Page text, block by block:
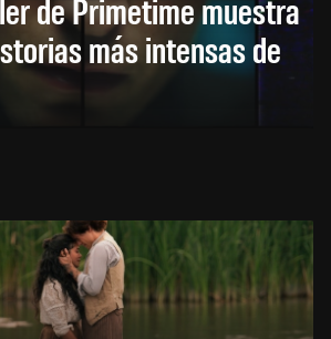
de Primetime muestra
más intensas de